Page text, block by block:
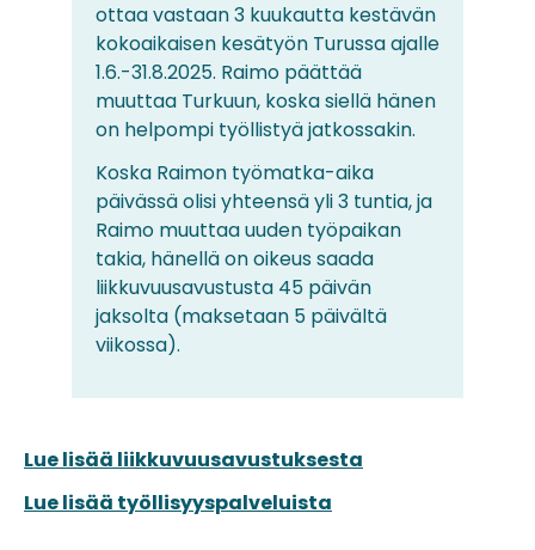
ottaa vastaan 3 kuukautta kestävän
kokoaikaisen kesätyön Turussa ajalle
1.6.-31.8.2025. Raimo päättää
muuttaa Turkuun, koska siellä hänen
on helpompi työllistyä jatkossakin.
Koska Raimon työmatka-aika
päivässä olisi yhteensä yli 3 tuntia, ja
Raimo muuttaa uuden työpaikan
takia, hänellä on oikeus saada
liikkuvuusavustusta 45 päivän
jaksolta (maksetaan 5 päivältä
viikossa).
Lue lisää liikkuvuusavustuksesta
Lue lisää työllisyyspalveluista